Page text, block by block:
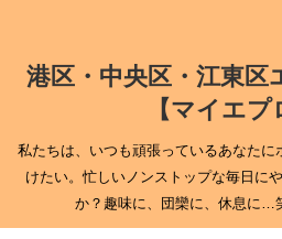
港区・中央区・江東区
【マイエプ
私たちは、いつも頑張っているあなたに
けたい。忙しいノンストップな毎日に
か？趣味に、団欒に、休息に…